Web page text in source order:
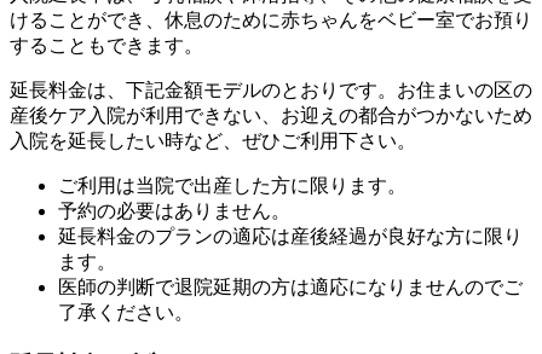
けることができ、休息のために赤ちゃんをベビー室でお預り
することもできます。
延⻑料⾦は、下記⾦額モデルのとおりです。お住まいの区の
産後ケア⼊院が利⽤できない、お迎えの都合がつかないため
⼊院を延⻑したい時など、ぜひご利⽤下さい。
ご利用は当院で出産した方に限ります。
予約の必要はありません。
延長料金のプランの適応は産後経過が良好な方に限り
ます。
医師の判断で退院延期の方は適応になりませんのでご
了承ください。